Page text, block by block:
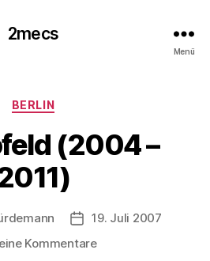
2mecs
Menü
Kategorien
BERLIN
(2004 –
Beitragsdatum
19. Juli 2007
Kommentarezu